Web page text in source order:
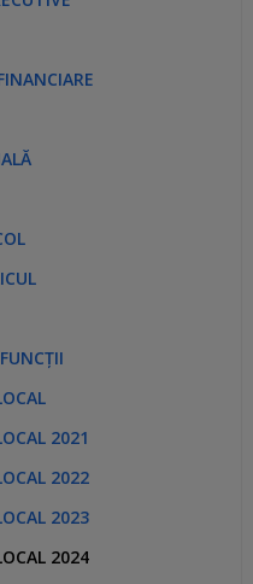
2021
2022
2023
2024